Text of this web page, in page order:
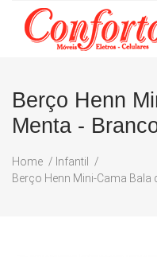
Berço Henn
Menta -
Home
Infantil
Berço Henn Mini-Cama